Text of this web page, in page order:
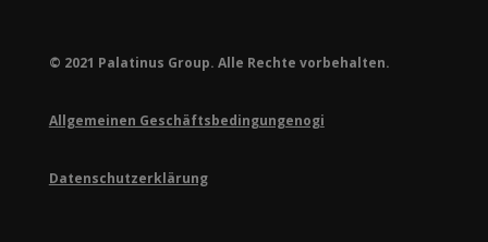
© 2021 Palatinus Group. Alle Rechte vorbehalten.
Allgemeinen Geschäftsbedingungenogi
Datenschutzerklärung